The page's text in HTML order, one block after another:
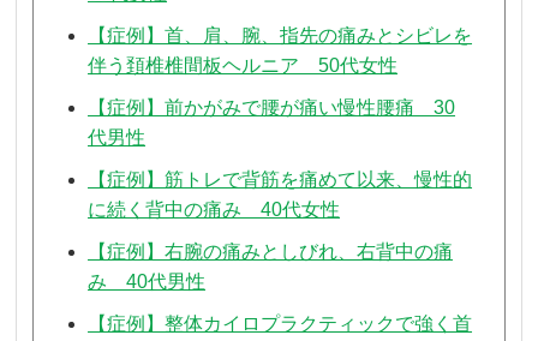
【症例】首、肩、腕、指先の痛みとシビレを
伴う頚椎椎間板ヘルニア 50代女性
【症例】前かがみで腰が痛い慢性腰痛 30
代男性
【症例】筋トレで背筋を痛めて以来、慢性的
に続く背中の痛み 40代女性
【症例】右腕の痛みとしびれ、右背中の痛
み 40代男性
【症例】整体カイロプラクティックで強く首